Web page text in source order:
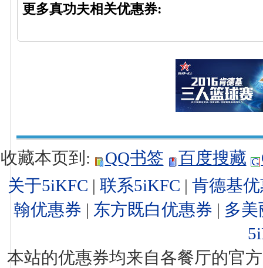
更多真功夫相关优惠券:
收藏本页到: QQ书签 百度搜藏
关于5iKFC | 联系5iKFC | 肯德基
翰优惠券 | 东方既白优惠券 | 多
本站的优惠券均来自各餐厅的官